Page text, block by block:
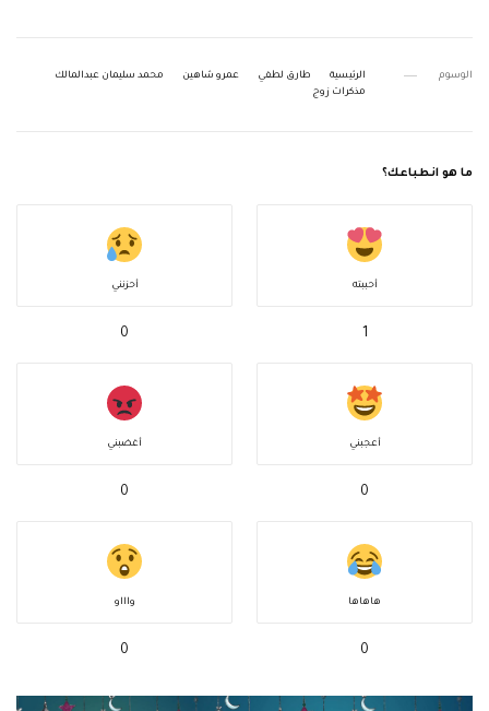
الوسوم الرئيسية طارق لطفي عمرو شاهين
محمد سليمان عبدالمالك
مذكرات زوج
ما هو انطباعك؟
أحببته
1
أحزنني
0
أعجبني
0
أغضبني
0
هاهاها
0
واااو
0